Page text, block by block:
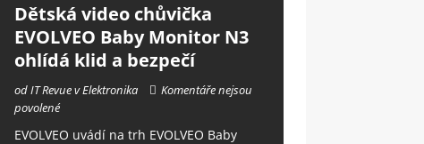
Dětská video chůvička
EVOLVEO Baby Monitor N3
ohlídá klid a bezpečí
od IT Revue v Elektronika
Komentáře nejsou
povolené
EVOLVEO uvádí na trh EVOLVEO Baby